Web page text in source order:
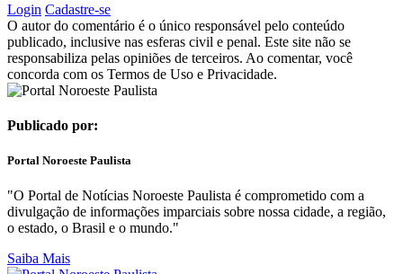
Login Cadastre-se
O autor do comentário é o único responsável pelo conteúdo
publicado, inclusive nas esferas civil e penal. Este site não se
responsabiliza pelas opiniões de terceiros. Ao comentar, você
concorda com os Termos de Uso e Privacidade.
Publicado por:
Portal Noroeste Paulista
"O Portal de Notícias Noroeste Paulista é comprometido com a
divulgação de informações imparciais sobre nossa cidade, a região,
o estado, o Brasil e o mundo."
Saiba Mais